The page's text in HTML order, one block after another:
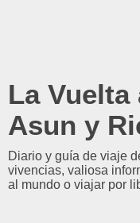
La Vuelta
Asun y
Diario y guía de viaje
vivencias, valiosa
al mundo o viajar por